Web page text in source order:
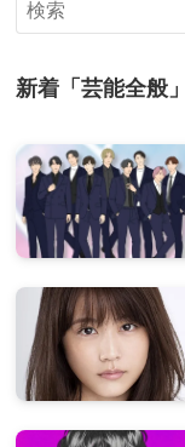
新着「芸能全般